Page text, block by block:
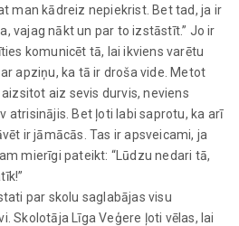
man kādreiz nepiekrist. Bet tad, ja ir
vajag nākt un par to izstāstīt.” Jo ir
komunicēt tā, lai ikviens varētu
apziņu, ka tā ir droša vide. Metot
aiz sevis durvis, neviens
atrisinājis. Bet ļoti labi saprotu, ka arī
ir jāmācās. Tas ir apsveicami, ja
mierīgi pateikt: “Lūdzu nedari tā,
par skolu saglabājas visu
Skolotāja Līga Veģere ļoti vēlas, lai